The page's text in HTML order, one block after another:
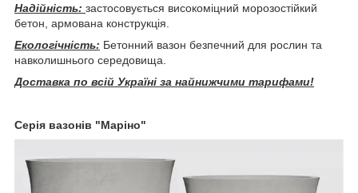
Надійність: застосовується високоміцний морозостійкий
бетон, армована конструкція.
Екологічність: Бетонний вазон безпечний для рослин та
навколишнього середовища.
Доставка по всій Україні за найнижчими тарифами!
Серія вазонів "Маріно"